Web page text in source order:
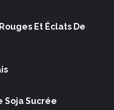
Et Éclats De
Soja Sucrée